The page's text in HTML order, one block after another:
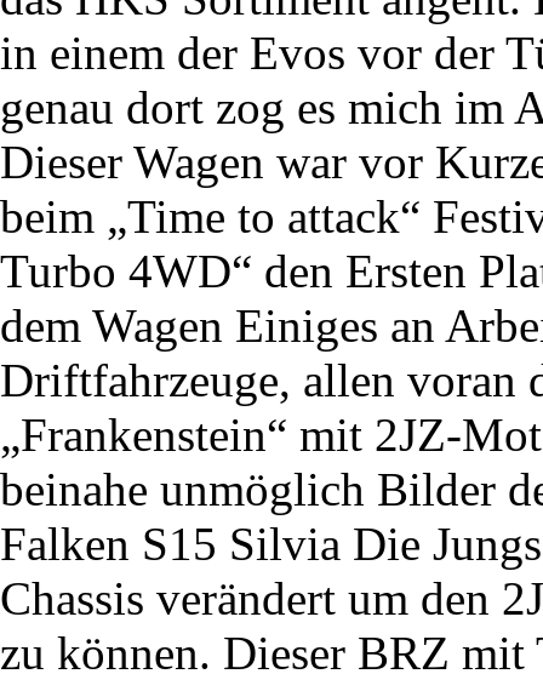
in einem der Evos vor der
genau dort zog es mich im
Dieser Wagen war vor
beim „Time to attack“
Turbo 4WD“ den Ersten
dem Wagen Einiges an
Driftfahrzeuge, allen voran
„Frankenstein“ mit 2JZ-
beinahe unmöglich Bilder
Falken S15 Silvia Die
Chassis verändert um den
zu können. Dieser BRZ mit